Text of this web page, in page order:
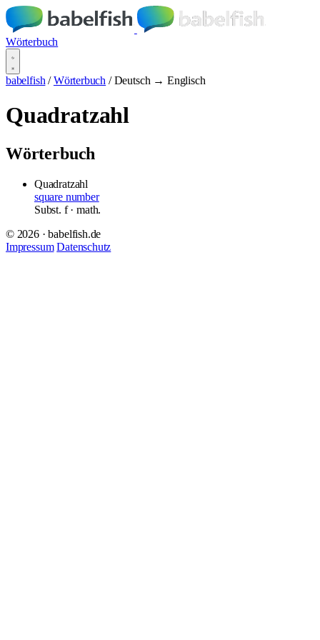
Wörterbuch
babelfish / Wörterbuch / Deutsch → Englisch
Quadratzahl
Wörterbuch
Quadratzahl
square number
Subst. f· math.
© 2026 · babelfish.de
Impressum Datenschutz